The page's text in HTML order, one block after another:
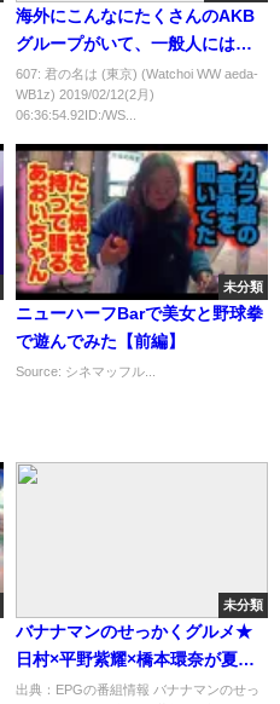
海外にこんなにたくさんのAKB
グループがいて、一般人には
AKBと乃木坂の区別がつかない
なんて知らなかった…
607: 君の名は (東京) (Watchoi WW aeda-
WB1z) 2019/02/12(2月)
06:36:54.92ID:/WS...
未分類
ニューハーフBarで美女と野球拳
で遊んでみた【前編】
Source: シネマッフル...
未分類
バナナマンのせっかくグルメ★
日村×平野紫耀×橋本環奈が夏の
人気観光地でドカ食い[字]…の番
出典：EPGの番組情報 バナナマンのせっ